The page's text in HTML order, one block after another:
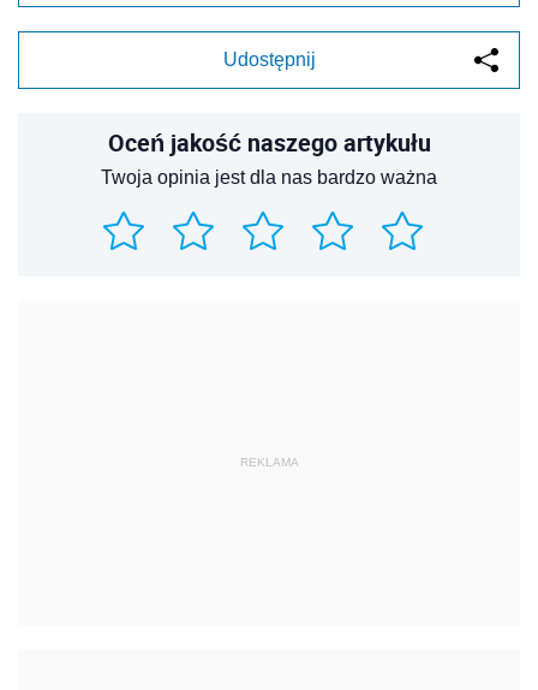
Udostępnij
Oceń jakość naszego artykułu
Twoja opinia jest dla nas bardzo ważna
REKLAMA